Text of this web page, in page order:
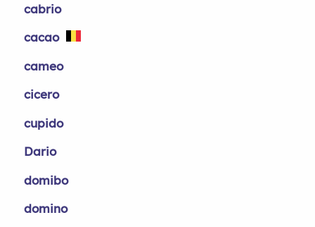
cabrio
cacao
cameo
cicero
cupido
Dario
domibo
domino